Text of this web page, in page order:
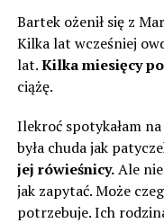
Bartek ożenił się z
Kilka lat wcześniej
lat.Kilka miesięcy
ciążę.
Ilekroć spotykałam
była chuda jak
jej rówieśnicy.Ale nie
jak zapytać. Może
potrzebuje. Ich